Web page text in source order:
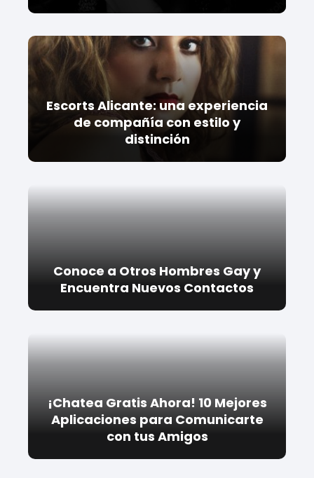
Escorts Alicante: una experiencia
de compañía con estilo y
distinción
Conoce a Otros Hombres Gay y
Encuentra Nuevos Contactos
¡Chatea Gratis Ahora! 10 Mejores
Aplicaciones para Comunicarte
con tus Amigos